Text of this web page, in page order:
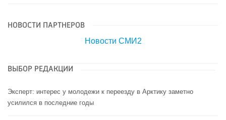
НОВОСТИ ПАРТНЕРОВ
Новости СМИ2
ВЫБОР РЕДАКЦИИ
Эксперт: интерес у молодежи к переезду в Арктику заметно
усилился в последние годы